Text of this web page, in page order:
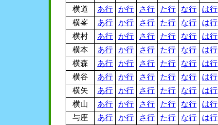
横道
あ行 か行 さ行 た行 な行
は行
横峯
あ行 か行 さ行 た行 な行
は行
横村
あ行 か行 さ行 た行 な行
は行
横本
あ行 か行 さ行 た行 な行
は行
横森
あ行 か行 さ行 た行 な行
は行
横谷
あ行 か行 さ行 た行 な行
は行
横矢
あ行 か行 さ行 た行 な行
は行
横山
あ行 か行 さ行 た行 な行
は行
与座
あ行 か行 さ行 た行 な行
は行